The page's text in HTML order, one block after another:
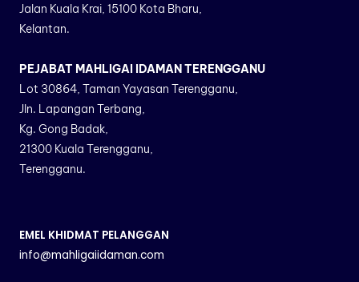
Jalan Kuala Krai, 15100 Kota Bharu,
Kelantan.
PEJABAT MAHLIGAI IDAMAN TERENGGANU
Lot 30864, Taman Yayasan Terengganu,
Jln. Lapangan Terbang,
Kg. Gong Badak,
21300 Kuala Terengganu,
Terengganu.
EMEL KHIDMAT PELANGGAN
info@mahligaiidaman.com